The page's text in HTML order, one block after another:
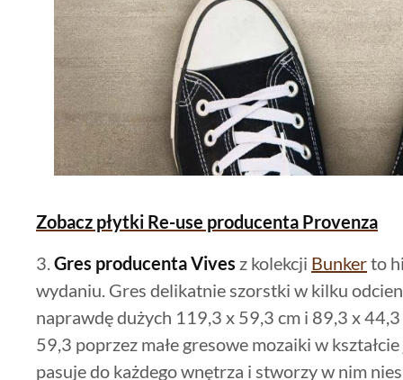
Zobacz płytki Re-use producenta Provenza
3. Gres producenta Vives z kolekcji Bunkerto
wydaniu. Gres delikatnie szorstki w kilku
naprawdę dużych 119,3 x 59,3 cm i 89,3 x
59,3 poprzez małe gresowe mozaiki w
pasuje do każdego wnętrza i stworzy w nim